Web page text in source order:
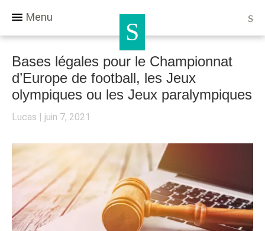
Menu
Bases légales pour le Championnat
d’Europe de football, les Jeux
olympiques ou les Jeux paralympiques
Lucas juin 7, 2021